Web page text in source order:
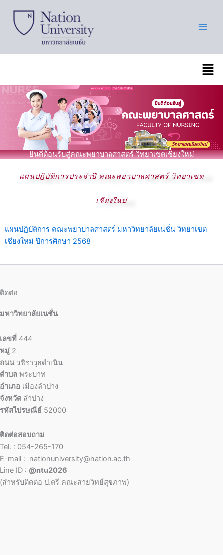
content
เมนู
ยินดีต้อนรับสู่คณะพยาบาลศาสตร์ วิทยาเขตเชียงใหม่
แผนปฏิบัติการประจำปี คณะพยาบาลศาสตร์ วิทยาเขต
เชียงใหม่
แผนปฏิบัติการ คณะพยาบาลศาสตร์ มหาวิทยาลัยเนชั่น วิทยาเขต
เชียงใหม่ ปีการศึกษา 2568
ติดต่อ
มหาวิทยาลัยเนชั่น
เลขที่ 444
หมู่ 2
ถนน วชิราวุธดำเนิน
ตำบล พระบาท
อำเภอ เมืองลำปาง
จังหวัด ลำปาง
รหัสไปรษณีย์ 52000
ติดต่อสอบถาม
Tel. : 054-265-170
E-mail : nationuniversity@nation.ac.th
Line ID : @ntu2026
(สำหรับติดต่อ ป.ตรี คณะสายวิทย์สุขภาพ)